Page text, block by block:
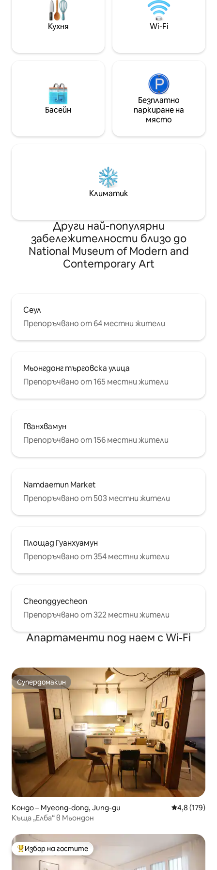
топ 1% от „Предпочитани от
срещаните думи в отзивите са Не
„Кьонбоккун“, „Сеочон“ и „Букчон“ са
това колебание е добре дошло. В
Буам-донг – вашият собствен Сеул.
не правите
съсредоточите
със себе си или
места като
да се
Gyeongbokgung,
☺️ [Базовата цена е за двама души] *
Допълнително
вона (до 4 души/
- ма души) * За
повече души се
настаняване/
Кухня Wi-Fi
Басейн
Безплатно
паркиране на
място
Климатик
Други най-популярни
забележителности близо до
National Museum of Modern and
Contemporary Art
Сеул
Препоръчвано от 64 местни жители
Мьонгдонг търговска улица
Препоръчвано от 165 местни жители
Гванхвамун
Препоръчвано от 156 местни жители
Namdaemun Market
Препоръчвано от 503 местни жители
Площад Гуанхуамун
Препоръчвано от 354 местни жители
Cheonggyecheon
Препоръчвано от 322 местни жители
Апартаменти под наем с Wi-Fi
Супердомакин
Супердомакин
Кондо – Myeong-dong, Jung-gu Средна
4,8 (179)
Къща „Елба“ в Мьондон
Най-популярен избор на гостите
Избор на гостите